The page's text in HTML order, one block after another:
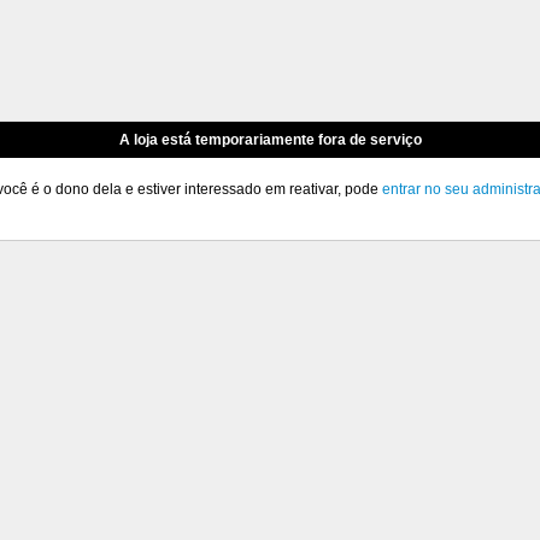
A loja está temporariamente fora de serviço
é o dono dela e estiver interessado em reativar, pode entrar no seu